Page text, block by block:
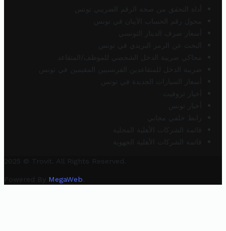
أداة التحقق من صحة الرقم الضريبي تونس
محول رقم الحساب الآيبان في تونس
أسعار صرف الدينار التونسي
البحث عن الرمز البريدي في تونس
محاكي ضريبة الدخل الشخصي للموظف/المتقاعد
ضريبة الدخل للمتقاعدين الفرنسيين المقيمين في تونس
أسعار السيارات الجديدة في تونس
أخبار تروفيت
أخبار تونس
رابط خلفي مجاني
قائمة الشركات الأهلية المحلية
قائمة الشركات الأهلية الجهوية
2025 © Trovit. All Rights Reserved.
Powered By MegaWeb